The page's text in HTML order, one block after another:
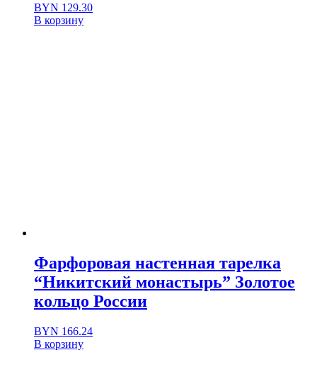
BYN 129.30
В корзину
Фарфоровая настенная тарелка
“Никитский монастырь” Золотое
кольцо России
BYN 166.24
В корзину